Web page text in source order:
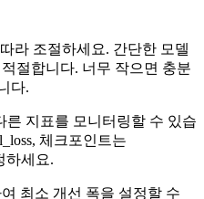
라 조절하세요. 간단한 모델
절합니다. 너무 작으면 충분
다.
지표를 모니터링할 수 있습
체크포인트는
하세요.
최소 개선 폭을 설정할 수